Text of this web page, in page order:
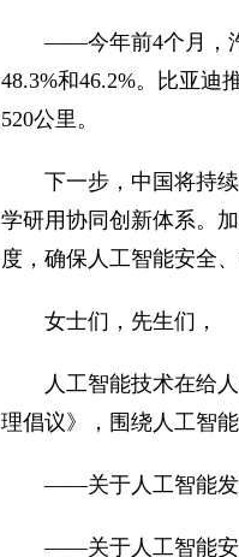
——今年前4个月，
48.3%和46.2%。比亚迪
520公里。
下一步，中国将持
学研用协同创新体系。
度，确保人工智能安全、
女士们，先生们，
人工智能技术在给
理倡议》，围绕人工智
——关于人工智能发
——关于人工智能安